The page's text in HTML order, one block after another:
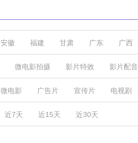
安徽 福建 甘肃 广东
广西
微电影拍摄 影片特效 影片配音
微电影 广告片 宣传片 电视剧
近7天 近15天 近30天